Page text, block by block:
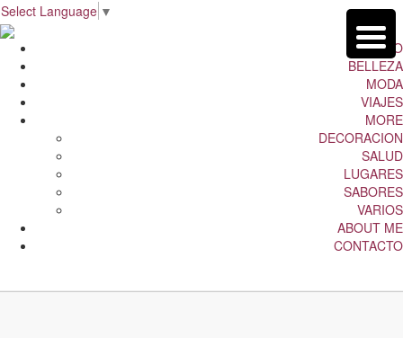
Select Language ▼
INICIO
BELLEZA
MODA
VIAJES
MORE
DECORACION
SALUD
LUGARES
SABORES
VARIOS
ABOUT ME
CONTACTO